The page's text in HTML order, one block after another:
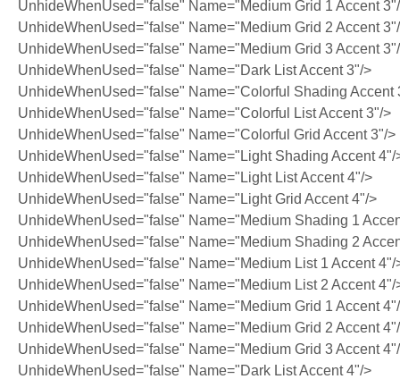
UnhideWhenUsed="false" Name="Medium Grid 1 Accent
UnhideWhenUsed="false" Name="Medium Grid 2 Accent
UnhideWhenUsed="false" Name="Medium Grid 3 Accent
UnhideWhenUsed="false" Name="Dark List Accent 3"/>
UnhideWhenUsed="false" Name="Colorful Shading Accent
UnhideWhenUsed="false" Name="Colorful List Accent 3"/>
UnhideWhenUsed="false" Name="Colorful Grid Accent 3"/>
UnhideWhenUsed="false" Name="Light Shading Accent 4"/
UnhideWhenUsed="false" Name="Light List Accent 4"/>
UnhideWhenUsed="false" Name="Light Grid Accent 4"/>
UnhideWhenUsed="false" Name="Medium Shading 1
UnhideWhenUsed="false" Name="Medium Shading 2
UnhideWhenUsed="false" Name="Medium List 1 Accent 4"/
UnhideWhenUsed="false" Name="Medium List 2 Accent 4"/
UnhideWhenUsed="false" Name="Medium Grid 1 Accent
UnhideWhenUsed="false" Name="Medium Grid 2 Accent
UnhideWhenUsed="false" Name="Medium Grid 3 Accent
UnhideWhenUsed="false" Name="Dark List Accent 4"/>